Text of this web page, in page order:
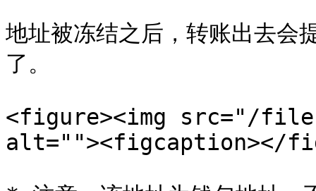
地址被冻结之后，转账出去会
了。
<figure><img src="/files/
alt=""><figcaption></